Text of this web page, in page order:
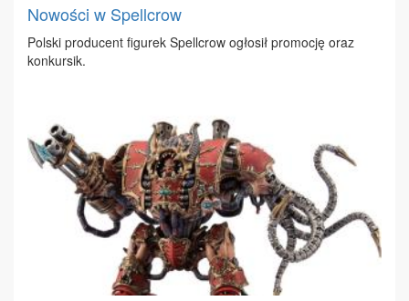
Nowości w Spellcrow
Pol­ski pro­du­cent fi­gu­rek Spel­l­crow ogło­sił pro­mo­cję oraz
kon­kur­sik.